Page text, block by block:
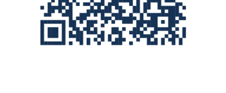
Tacho-Generatoren
LWL-Signalübertragung